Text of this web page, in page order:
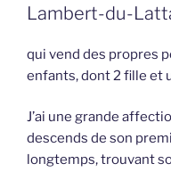
Lambert-du-
qui vend des propres
enfants, dont 2 fille et
J’ai une grande
descends de son
longtemps, trouvant